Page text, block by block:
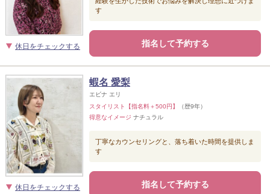
休日をチェックする
す
指名して予約する
休日をチェックする
蝦名 愛梨
エビナ エリ
スタイリスト【指名料＋500円】
（歴9年）
得意なイメージ ナチュラル
丁寧なカウンセリングと、落ち着いた時間を提供しま
す
指名して予約する